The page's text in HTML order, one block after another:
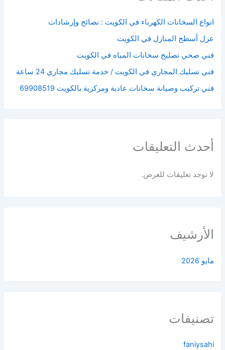
انواع السخانات الكهرباء في الكويت : نصائح وإرشادات
عزل أسطح المنازل في الكويت
فني صحي تصليح سخانات المياه في الكويت
فني تسليك المجاري في الكويت / خدمة تسليك مجاري 24 ساعة
فني تركيب وصيانة سخانات عادية ومركزية بالكويت 69908519
أحدث التعليقات
لا توجد تعليقات للعرض.
الأرشيف
مايو 2026
تصنيفات
faniysahi